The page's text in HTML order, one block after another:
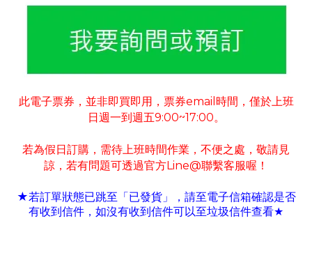
此電子票券 ， 並非即買即用 ， 票券email 時間 ， 僅於上班
日週一到週五9:00~17:00。
若為假日訂購 ， 需待上班時間作業 ， 不便之處 ， 敬請見
諒 ， 若有問題可透過官方Line@聯繫客服喔！
★若訂單狀態已跳至「已發貨」 ， 請至電子信箱確認是否
有收到信件 ， 如沒有收到信件可以至垃圾信件查看★